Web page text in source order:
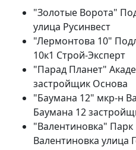
"Золотые Ворота"
улица Русинвест
"Лермонтова 10"
10к1 Строй-Эксперт
"Парад Планет"
застройщик Основа
"Баумана 12" мкр-н
Баумана 12
"Валентиновка"
Валентиновка улица